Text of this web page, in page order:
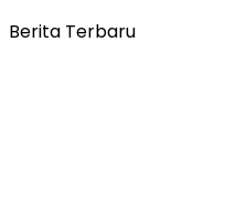
Berita Terbaru